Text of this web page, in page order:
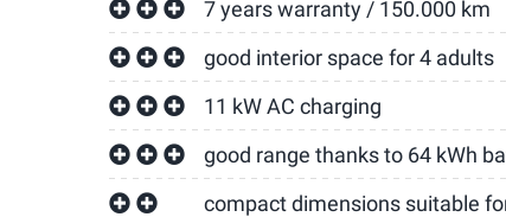
7 years warranty / 150.000 km
good interior space for 4 adults
11 kW AC charging
good range thanks to 64 kWh
compact dimensions suitable